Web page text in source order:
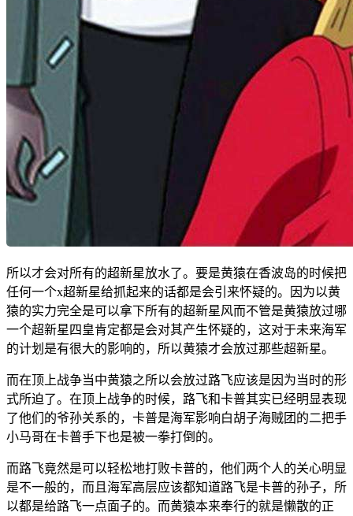
所以才会对所有的超新星放水了。要是黄猿在香波岛的时候把
任何一个x超新星给抓起来的话都是会引来怀疑的。因为以黄
猿的实力完全是可以拿下所有的超新星风而不管是黄猿放过哪
一个超新星四皇肯定都是会对其产生怀疑的，这对于未来海军
的计划是有很大的影响的，所以黄猿才会放过那些超新星。
而在顶上战争当中黄猿之所以会放过路飞应该是因为当时的形
式所迫了。在顶上战争的时候，路飞和卡普其实已经明显表现
了他们的爷孙关系的，卡普是海军影响白胡子海贼团的二把手
小马哥在卡普手下也是被一拳打倒的。
而路飞竟然是可以轻松地打败卡普的，他们两个人的关心明显
是不一般的，而且海军高层应该都知道路飞是卡普的孙子，所
以都是给路飞一点面子的。而黄猿本来奉行的就是懒散的正